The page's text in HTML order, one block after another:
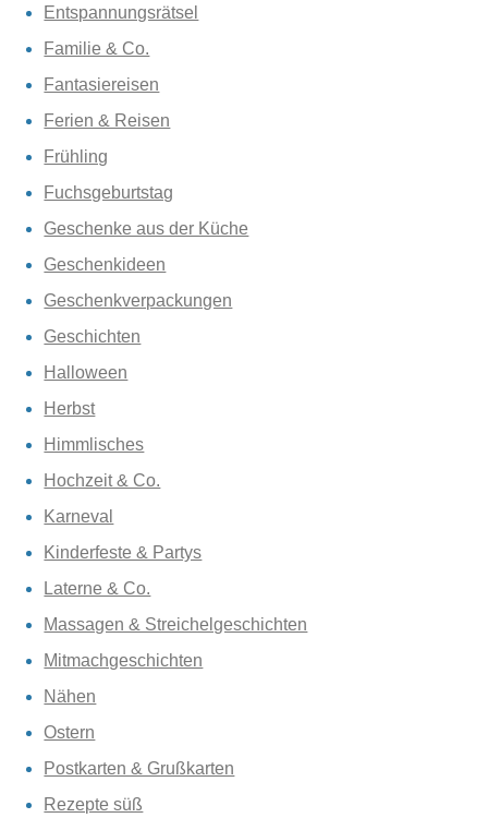
Entspannungsrätsel
Familie & Co.
Fantasiereisen
Ferien & Reisen
Frühling
Fuchsgeburtstag
Geschenke aus der Küche
Geschenkideen
Geschenkverpackungen
Geschichten
Halloween
Herbst
Himmlisches
Hochzeit & Co.
Karneval
Kinderfeste & Partys
Laterne & Co.
Massagen & Streichelgeschichten
Mitmachgeschichten
Nähen
Ostern
Postkarten & Grußkarten
Rezepte süß